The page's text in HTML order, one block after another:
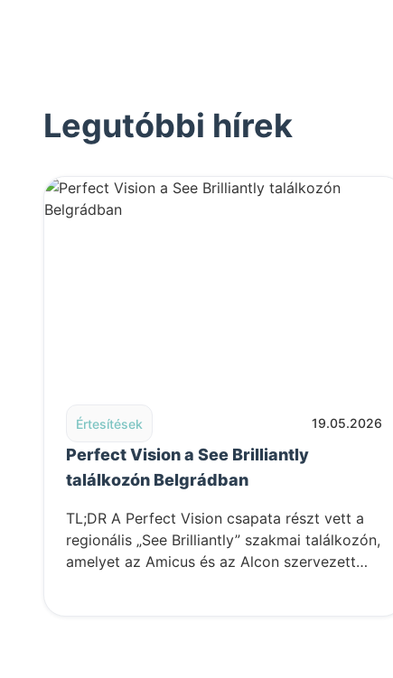
Legutóbbi hírek
Értesítések 19.05.2026
Perfect Vision a See Brilliantly
találkozón Belgrádban
TL;DR A Perfect Vision csapata részt vett a
regionális „See Brilliantly” szakmai találkozón,
amelyet az Amicus és az Alcon szervezett…